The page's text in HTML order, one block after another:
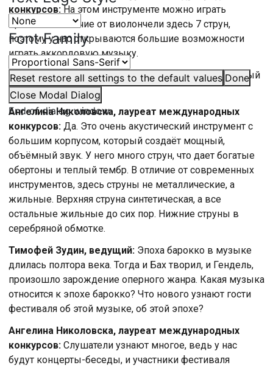
Font Family
Reset restore all settings to the default values Done
Close Modal Dialog
End of dialog window.
конкурсов:На этом инструменте можно играть
щипком. В отличие от виолончели здесь 7 струн,
поэтому у нас открываются большие возможности
играть аккордовую музыку.
Тимофей Зудин, ведущий:Практически как гитарный
звук?
Ангелина Николовска, лауреат международных
конкурсов: Да. Это очень акустический инструмент с
большим корпусом, который создаёт мощный,
объёмный звук. У него много струн, что дает богатые
обертоны и теплый тембр. В отличие от современных
инструментов, здесь струны не металлические, а
жильные. Верхняя струна синтетическая, а все
остальные жильные до сих пор. Нижние струны в
серебряной обмотке.
Тимофей Зудин, ведущий: Эпоха барокко в музыке
длилась полтора века. Тогда и Бах творил, и Гендель,
произошло зарождение оперного жанра. Какая музыка
относится к эпохе барокко? Что нового узнают гости
фестиваля об этой музыке, об этой эпохе?
Ангелина Николовска, лауреат международных
конкурсов: Слушатели узнают многое, ведь у нас
будут концерты-беседы, и участники фестиваля